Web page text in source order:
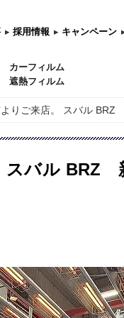
▸ 採用情報 ▸ キャンペーン
カーフィルム
遮熱フィルム
りご来店。 スバル BRZ
スバル BRZ